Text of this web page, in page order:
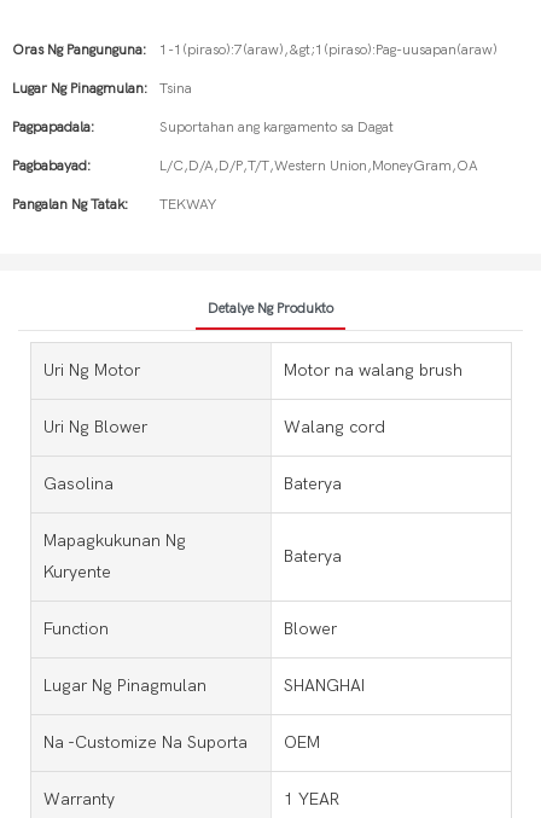
Oras Ng Pangunguna: 1-1(piraso):7(araw),&gt;1(piraso):Pag-uusapan(araw)
Lugar Ng Pinagmulan: Tsina
Pagpapadala: Suportahan ang kargamento sa Dagat
Pagbabayad: L/C,D/A,D/P,T/T,Western Union,MoneyGram,OA
Pangalan Ng Tatak: TEKWAY
Detalye Ng Produkto
Uri Ng Motor Motor na walang brush
Uri Ng Blower Walang cord
Gasolina Baterya
Mapagkukunan Ng
Kuryente
Baterya
Function Blower
Lugar Ng Pinagmulan SHANGHAI
Na -customize Na Suporta OEM
Warranty 1 YEAR